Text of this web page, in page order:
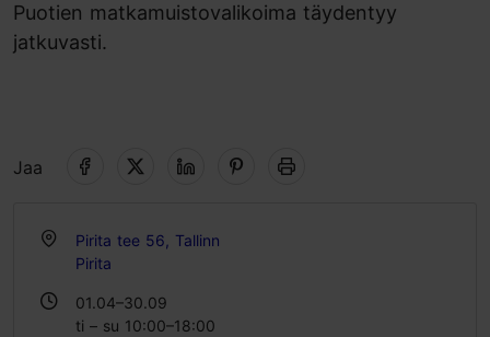
Puotien matkamuistovalikoima täydentyy
jatkuvasti.
Jaa
Pirita tee 56, Tallinn
Pirita
01.04–30.09
ti – su 10:00–18:00